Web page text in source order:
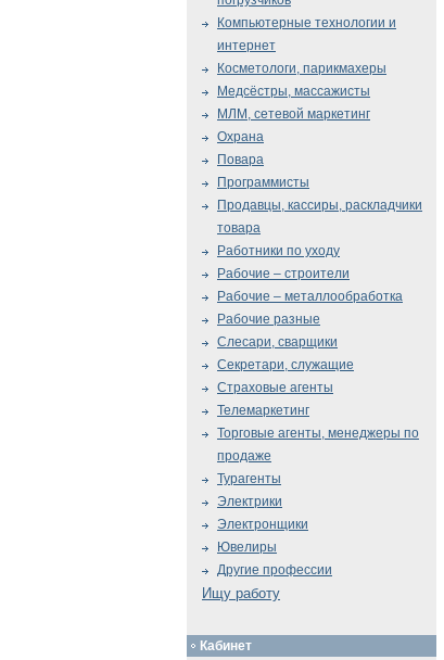
Компьютерные технологии и
интернет
Косметологи, парикмахеры
Медсёстры, массажисты
МЛМ, сетевой маркетинг
Охрана
Повара
Программисты
Продавцы, кассиры, раскладчики
товара
Работники по уходу
Рабочие – строители
Рабочие – металлообработка
Рабочие разные
Слесари, сварщики
Секретари, служащие
Страховые агенты
Телемаркетинг
Торговые агенты, менеджеры по
продаже
Турагенты
Электрики
Электронщики
Ювелиры
Другие профессии
Ищу работу
Кабинет